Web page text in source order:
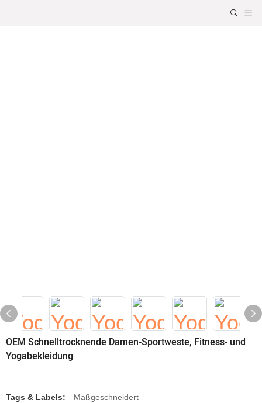
OEM Schnelltrocknende Damen-Sportweste, Fitness- und
Yogabekleidung
Tags & Labels: Maßgeschneidert